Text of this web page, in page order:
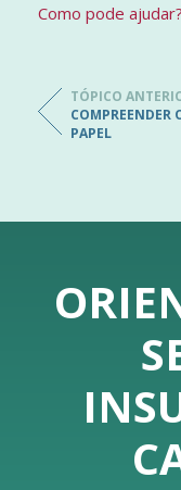
Como pode ajudar?
TÓPICO
COMPREENDER
PAPEL